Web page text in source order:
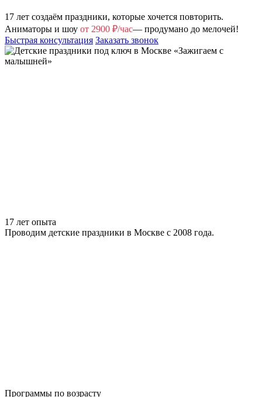
17 лет создаём праздники, которые хочется повторить.
Аниматоры и шоу от 2900 ₽/час— продумано до мелочей!
Быстрая консультация Заказать звонок
17 лет опыта
Проводим детские праздники в Москве с 2008 года.
Программы по возрасту